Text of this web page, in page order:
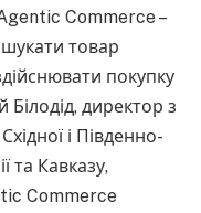
Commerce –
товар
покупку
Білодід, директор з
і Південно-
та Кавказу,
Commerce